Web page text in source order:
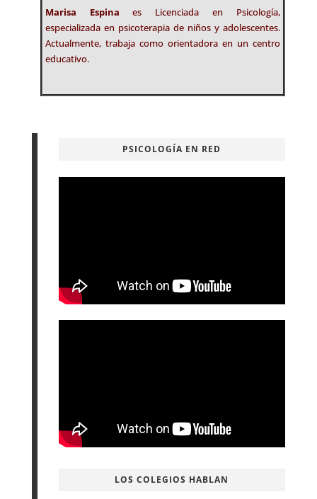
Marisa Espina es Licenciada en Psicología,
especializada en psicoterapia de niños y adolescentes.
Actualmente, trabaja como orientadora en un centro
educativo.
PSICOLOGÍA EN RED
LOS COLEGIOS HABLAN